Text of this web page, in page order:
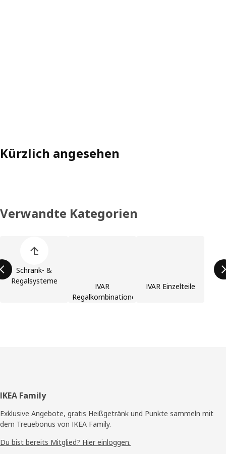
Kürzlich angesehen
Verwandte Kategorien
Schrank- &
Regalsysteme
IVAR
Regalkombinationen
IVAR Einzelteile
Fußzeile
IKEA Family
Exklusive Angebote, gratis Heißgetränk und Punkte sammeln mit
dem Treuebonus von IKEA Family.
Du bist bereits Mitglied? Hier einloggen.